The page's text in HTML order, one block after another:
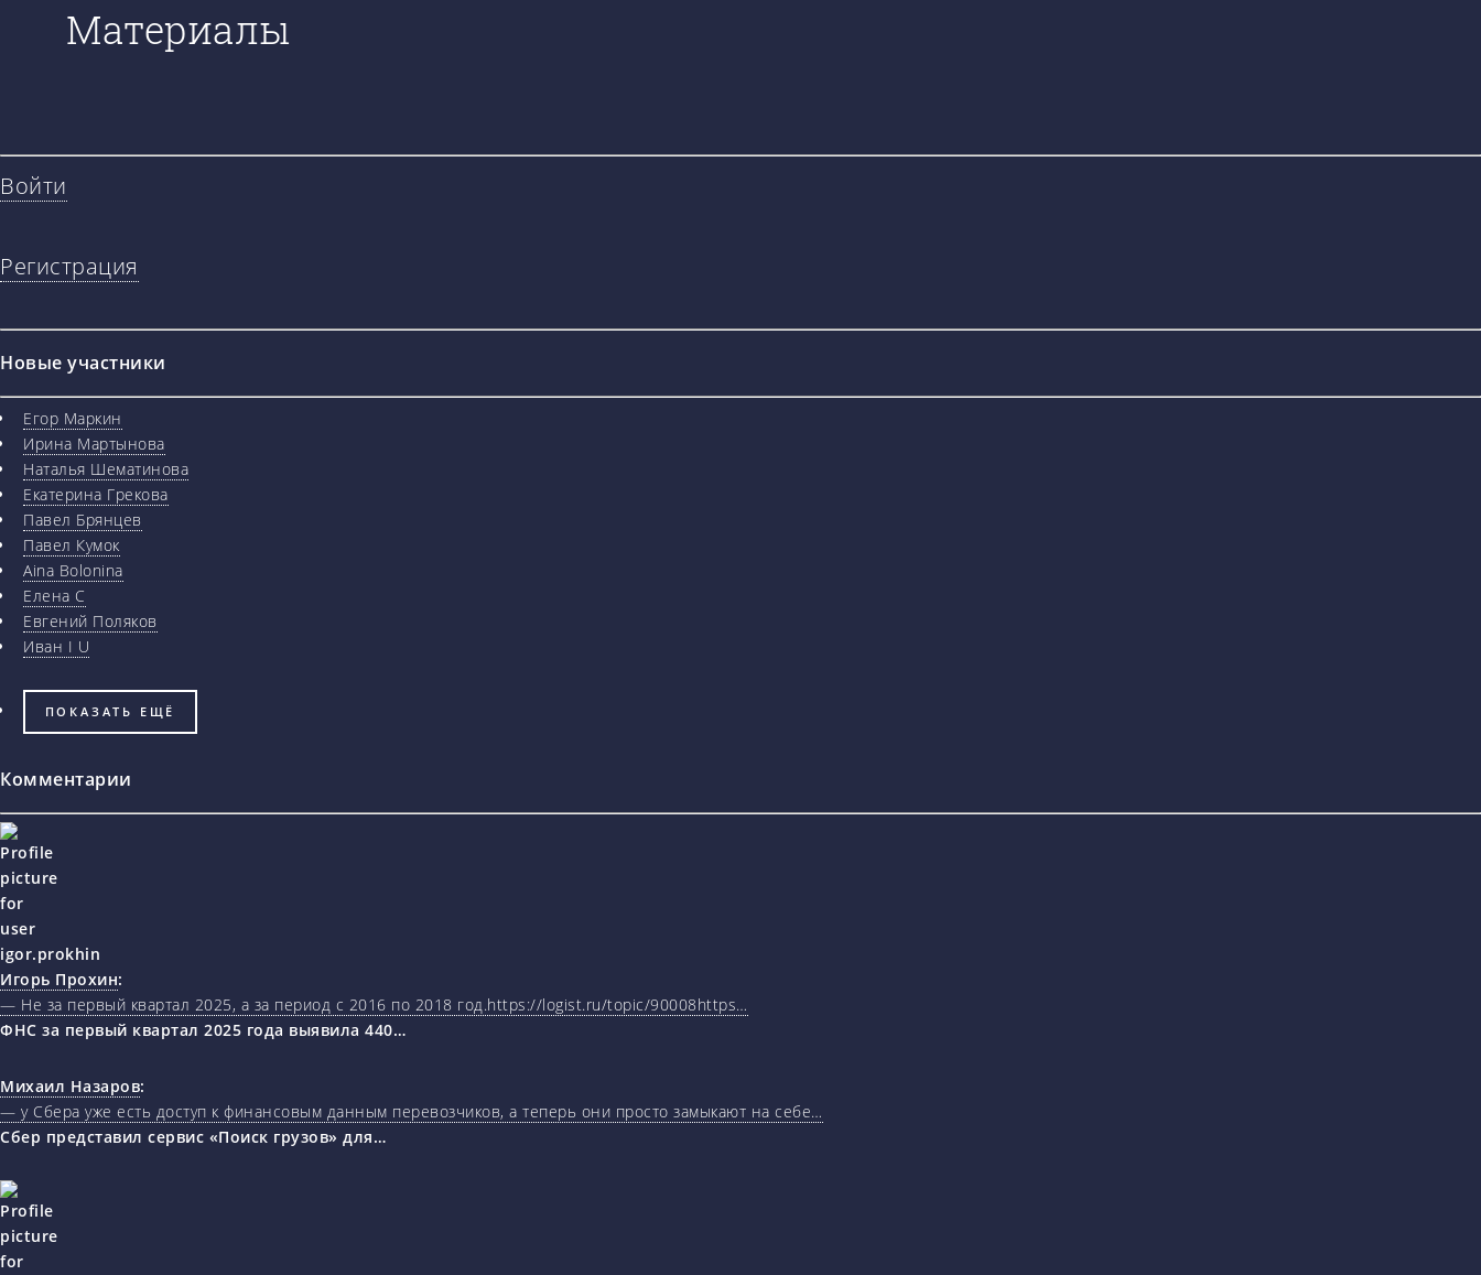
Материалы
Войти
Регистрация
Новые участники
Егор Маркин
Ирина Мартынова
Наталья Шематинова
Екатерина Грекова
Павел Брянцев
Павел Кумок
Aina Bolonina
Елена С
Евгений Поляков
Иван I U
ПОКАЗАТЬ ЕЩЁ
Комментарии
Игорь Прохин:
— Не за первый квартал 2025, а за период с 2016 по 2018 год.https://logist.ru/topic/90008https…
ФНС за первый квартал 2025 года выявила 440…
Михаил Назаров:
— у Сбера уже есть доступ к финансовым данным перевозчиков, а теперь они просто замыкают на себе…
Сбер представил сервис «Поиск грузов» для…